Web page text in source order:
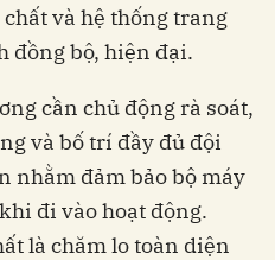
và hệ thống trang
đồng bộ, hiện đại.
cần chủ động rà soát,
và bố trí đầy đủ đội
nhằm đảm bảo bộ máy
đi vào hoạt động.
là chăm lo toàn diện